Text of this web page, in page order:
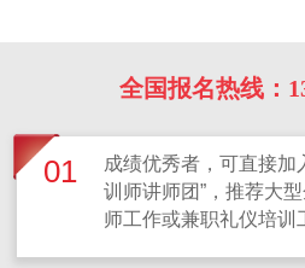
全国报名热线：
01
成绩优秀者，可直接加
训师讲师团”，推荐大
师工作或兼职礼仪培训